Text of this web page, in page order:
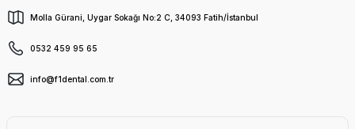
Molla Gürani, Uygar Sokağı No:2 C, 34093 Fatih/İstanbul
0532 459 95 65
info@f1dental.com.tr